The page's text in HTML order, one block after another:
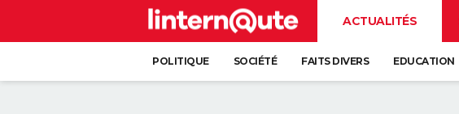
ACTUALITÉS
POLITIQUE SOCIÉTÉ FAITS DIVERS EDUCATION